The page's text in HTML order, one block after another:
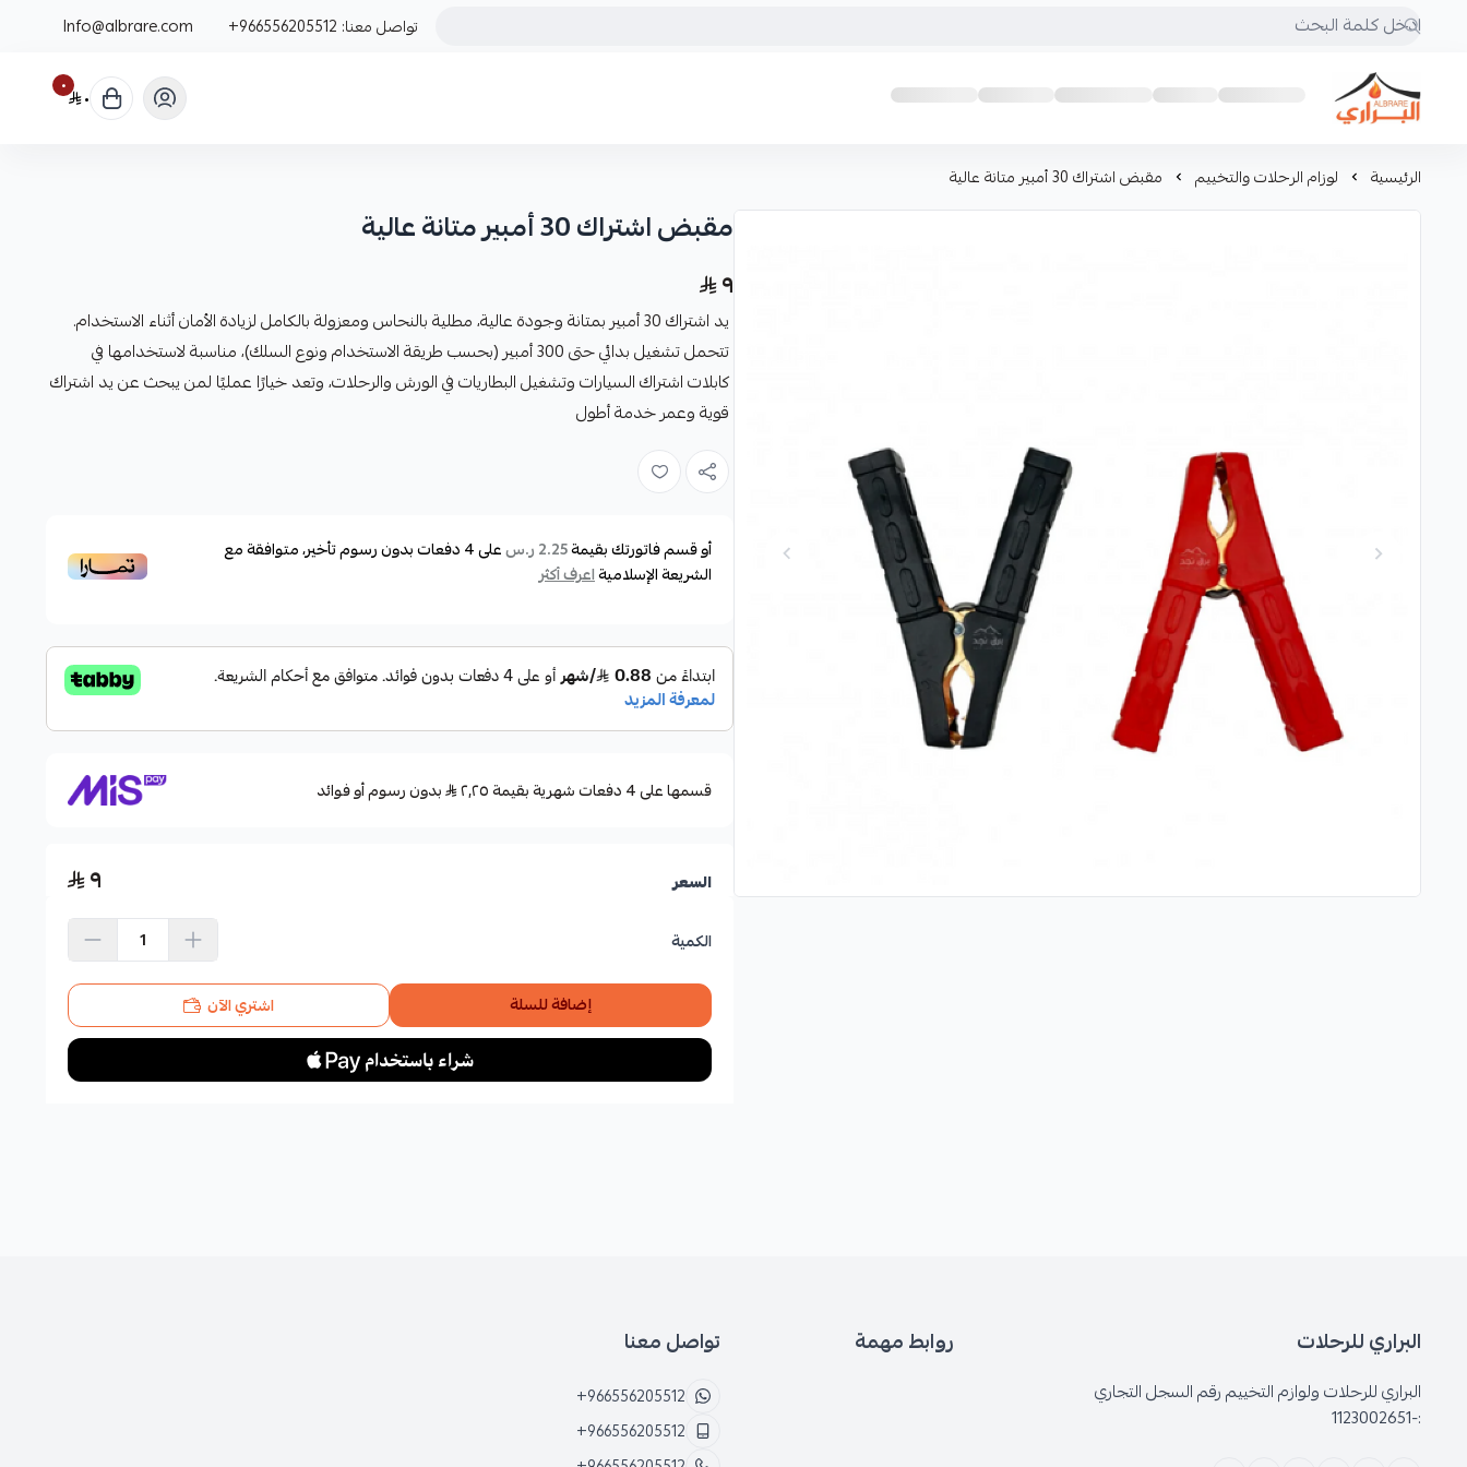
تواصل معنا: +966556205512
Info@albrare.com
البراري للرحلات
٠ ٠
الرئيسية لوزام الرحلات والتخييم مقبض اشتراك 30 أمبير متانة عالية
مقبض اشتراك 30 أمبير متانة عالية
٩
يد اشتراك 30 أمبير بمتانة وجودة عالية، مطلية بالنحاس ومعزولة بالكامل لزيادة الأمان أثناء الاستخدام.
تتحمل تشغيل بدائي حتى 300 أمبير (بحسب طريقة الاستخدام ونوع السلك)، مناسبة لاستخدامها في
كابلات اشتراك السيارات وتشغيل البطاريات في الورش والرحلات، وتعد خيارًا عمليًا لمن يبحث عن يد اشتراك
قوية وعمر خدمة أطول
أو قسم فاتورتك بقيمة2.25 ر.س على4دفعات بدون رسوم تأخير، متوافقة مع
الشريعة الإسلاميةاعرف أكثر
قسمها على 4 دفعات شهرية بقيمة ٢٫٢٥ بدون رسوم أو فوائد
السعر ٩
الكمية
إضافة للسلة اشتري الآن
البراري للرحلات
البراري للرحلات ولوازم التخييم رقم السجل التجاري
:-1123002651
روابط مهمة تواصل معنا
+966556205512
+966556205512